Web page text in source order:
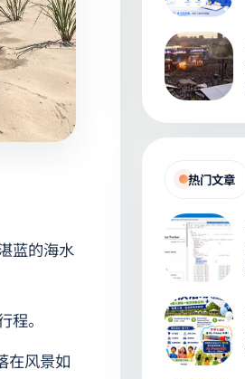
蓝的海水
。
在风景如
热门文章